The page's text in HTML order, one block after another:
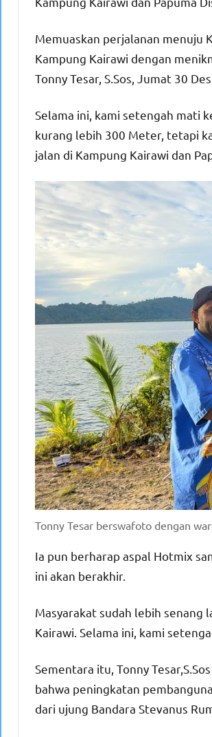
Memuaskan perjalanan menuju
Kampung Kairawi dengan
Tonny Tesar, S.Sos, Jumat 30
Selama ini, kami setengah mati
kurang lebih 300 Meter, tetapi
jalan di Kampung Kairawi dan
Tonny Tesar berswafoto dengan
Ia pun berharap aspal Hotmix
ini akan berakhir.
Masyarakat sudah lebih senang
Kairawi. Selama ini, kami
Sementara itu, Tonny
bahwa peningkatan
dari ujung Bandara Stevanus